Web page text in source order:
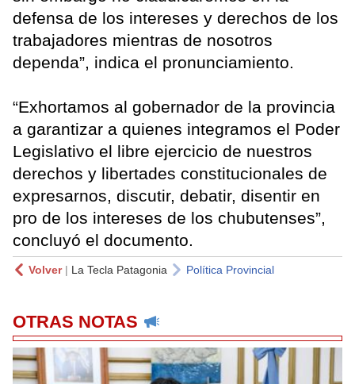
defensa de los intereses y derechos de los
trabajadores mientras de nosotros
dependa”, indica el pronunciamiento.
“Exhortamos al gobernador de la provincia
a garantizar a quienes integramos el Poder
Legislativo el libre ejercicio de nuestros
derechos y libertades constitucionales de
expresarnos, discutir, debatir, disentir en
pro de los intereses de los chubutenses”,
concluyó el documento.
Volver| La Tecla Patagonia Política Provincial
OTRAS NOTAS